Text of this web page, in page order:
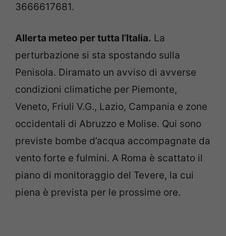
3666617681.
Allerta meteo per tutta l’Italia. La
perturbazione si sta spostando sulla
Penisola. Diramato un avviso di avverse
condizioni climatiche per Piemonte,
Veneto, Friuli V.G., Lazio, Campania e zone
occidentali di Abruzzo e Molise. Qui sono
previste bombe d’acqua accompagnate da
vento forte e fulmini. A Roma è scattato il
piano di monitoraggio del Tevere, la cui
piena è prevista per le prossime ore.